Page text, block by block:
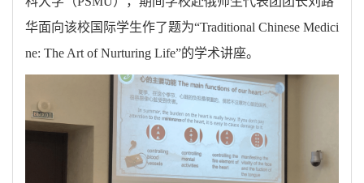
华面向该校国际学生作了题为“Traditional Chinese Medici
ne: The Art of Nurturing Life”的学术讲座。